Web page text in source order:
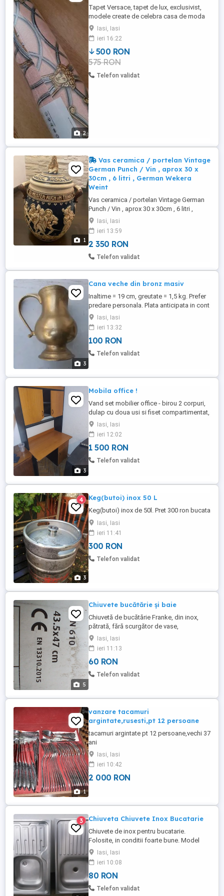
2
Tapet Versace, tapet de lux, exclusivist,
modele create de celebra casa de moda
italiana. Tapet clasic- baroc, model
geometric, uni, satinat, auriu,argintiu
,super -lavabil Dimensiuni tapet - 10,5
lungime x 0,70 latime = 7,032mp = 500 lei
rola 7 mp TAPETUL - intotdeauna la moda
- de la cele mai simple ...
Iasi, Iasi
ieri 16:22
500 RON
575 RON
Telefon validat
1
Vas ceramica / portelan Vintage
German Punch / Vin , aprox 30 x
30cm , 6 litri , German Wekera
Weint
Vas ceramica / portelan Vintage German
Punch / Vin , aprox 30 x 30cm , 6 litri ,
German Wekera Weintopf - 20th century. ,
obiect rar de colectie , stare si conditie
exceptionala , 2350 ron - Accept variante
de schimb numai in orasul Iasi - Exclusiv
pentru cunoscatori / colectionari in
Iasi, Iasi
ieri 13:59
2 350 RON
Telefon validat
3
Cana veche din bronz masiv
Inaltime = 19 cm, greutate = 1,5 kg. Prefer
predare personala. Plata anticipata in cont
bancar.Iasi, Iasi
ieri 13:32
100 RON
Telefon validat
3
Mobila office !
Vand set mobilier office - birou 2 corpuri,
dulap cu doua usi si fiset compartimentat,
uzura sub 5 %, pret fix 1500 lei !!!
Iasi, Iasi
ieri 12:02
1 500 RON
Telefon validat
3
4 Keg(butoi) inox 50 L
Keg(butoi) inox de 50l. Pret 300 ron bucata
Iasi, Iasi
ieri 11:41
300 RON
Telefon validat
5
Chiuvete bucătărie și baie
Chiuvetă de bucătărie Franke, din inox,
pătrată, fără scurgător de vase,
încastrabilă in blat, adâncime cuvă 15 cm,
folosită, dar în stare bună. Chiuvetă de
bucătărie Apell, din inox, cu scurgător de
vase, pentru mască de chiuvetă, (Nu este
încastrabilă în blat), dimensiuni 80x50 cm,
Iasi, Iasi
ieri 11:13
60 RON
Telefon validat
1
vanzare tacamuri
argintate,rusesti,pt 12 persoane
tacamuri argintate pt 12 persoane,vechi 37
ani
Iasi, Iasi
ieri 10:42
2 000 RON
3 Chiuveta Chiuvete Inox Bucatarie
Chiuvete de inox pentru bucatarie.
Folosite, in conditii foarte bune. Model
texturat, anticalcar, rezistenta sporita.
Disponibile in oras Iasi. Pret 80 lei bucata .
Iasi, Iasi
ieri 10:08
80 RON
Telefon validat